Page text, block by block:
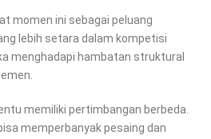
momen ini sebagai peluang
lebih setara dalam kompetisi
menghadapi hambatan struktural
memiliki pertimbangan berbeda.
memperbanyak pesaing dan